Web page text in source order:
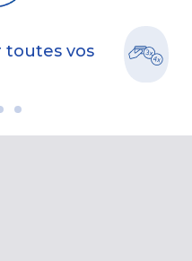
toutes vos